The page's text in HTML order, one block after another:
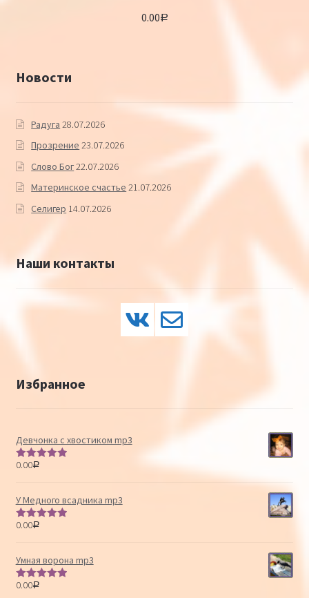
из 5
0.00Р
Новости
Радуга 28.07.2026
Прозрение 23.07.2026
Слово Бог22.07.2026
Материнское счастье 21.07.2026
Селигер 14.07.2026
Наши контакты
Избранное
Девчонка с хвостиком mp3
Оценка
0.00Р
У Медного всадника mp3
Оценка
0.00Р
Умная ворона mp3
Оценка
0.00Р